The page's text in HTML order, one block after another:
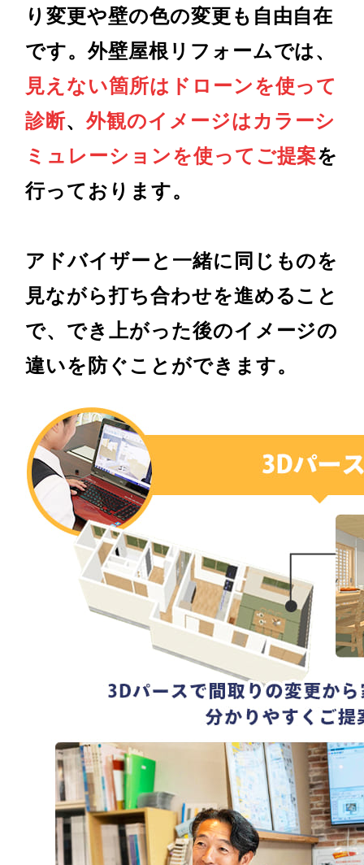
り変更や壁の色の変更も自由自在
です。外壁屋根リフォームでは、
見えない箇所はドローンを使って
診断、 外観のイメージはカラーシ
ミュレーションを使ってご提案を
行っております。
アドバイザーと一緒に同じものを
見ながら打ち合わせを進めること
で、でき上がった後のイメージの
違いを防ぐことができます。